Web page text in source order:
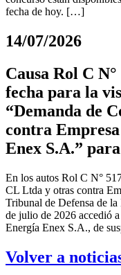
fecha de hoy. […]
14/07/2026
Causa Rol C
fecha para la
“Demanda de
contra
Enex S.A.”
En los autos Rol C N°
CL Ltda y otras contra
Tribunal de Defensa de
de julio de 2026 accedió
Energía Enex S.A., de
Volver a